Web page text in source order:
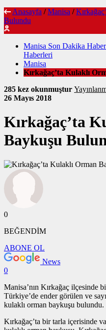
Anasayfa / Manisa /
Bulundu
Manisa Son Dakika
Haberleri
Manisa
Kırkağaç’ta Kulaklı
285 kez okunmuştur
26 Mayıs 2018
Kırkağaç’ta
Baykuşu
0
BEĞENDİM
ABONE OL
News
0
Manisa’nın Kırkağaç ilçesinde
Türkiye’de ender görülen ve
kulaklı orman baykuşu bulundu.
Kırkağaç’ta bir tarla içerisinde